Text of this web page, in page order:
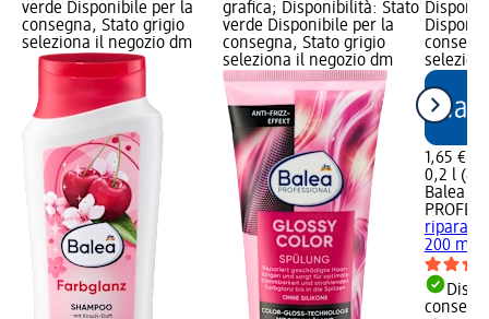
verde Disponibile per la
consegna, Stato grigio
seleziona il negozio dm
grafica; Disponibilità: Stato
verde Disponibile per la
consegna, Stato grigio
seleziona il negozio dm
1,65 €
0,2 l
Balea
200 ml